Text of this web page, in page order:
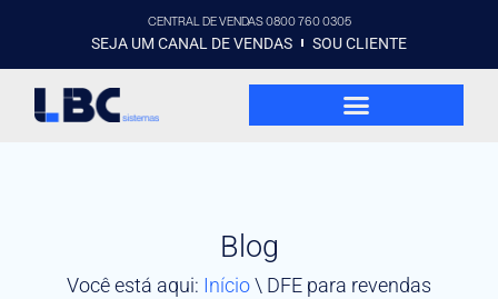
CENTRAL DE VENDAS 0800 760 0305
SEJA UM CANAL DE VENDAS SOU CLIENTE
Blog
Você está aqui: Início\ DFE para revendas